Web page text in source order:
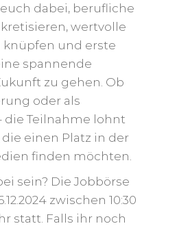
dabei, berufliche
wertvolle
knüpfen und erste
spannende
zu gehen. Ob
oder als
die Teilnahme lohnt
die einen Platz in der
finden möchten.
sein? Die Jobbörse
zwischen 10:30
statt. Falls ihr noch